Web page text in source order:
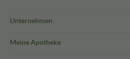
Unternehmen
Meine Apotheke